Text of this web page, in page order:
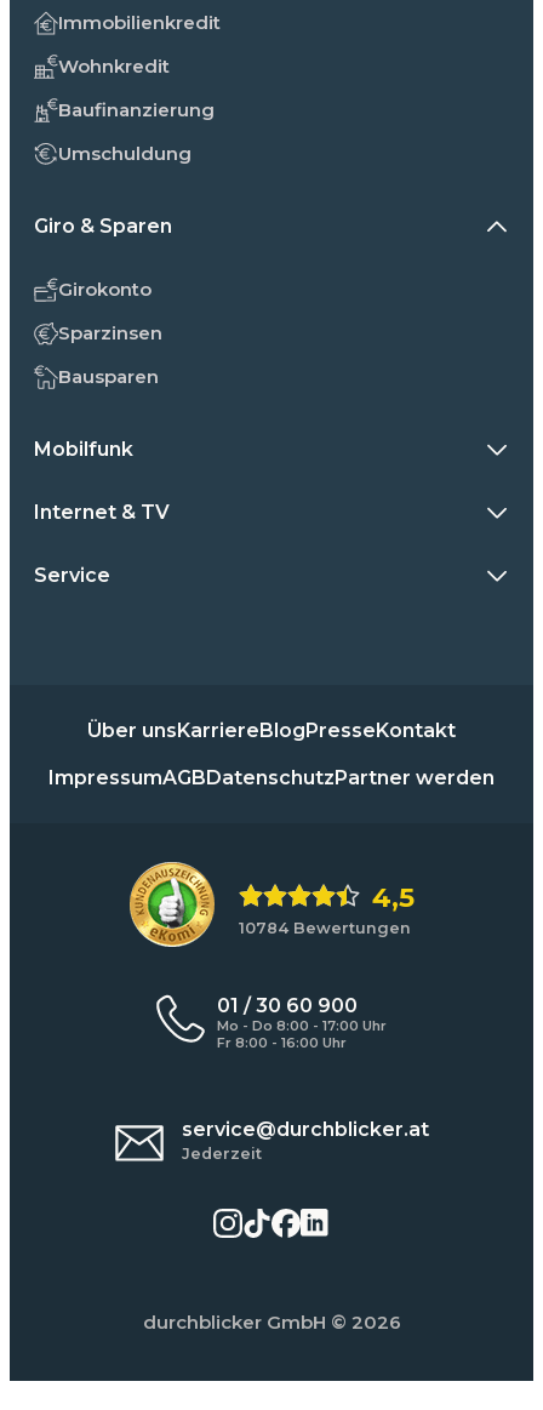
Immobilienkredit
Wohnkredit
Baufinanzierung
Umschuldung
Giro & Sparen
Girokonto
Sparzinsen
Bausparen
Mobilfunk
Internet & TV
Service
Über unsKarriereBlogPresseKontakt
ImpressumAGBDatenschutzPartner werden
4,5
10784 Bewertungen
01 / 30 60 900
Mo - Do 8:00 - 17:00 Uhr
Fr 8:00 - 16:00 Uhr
service@durchblicker.at
Jederzeit
durchblicker GmbH © 2026